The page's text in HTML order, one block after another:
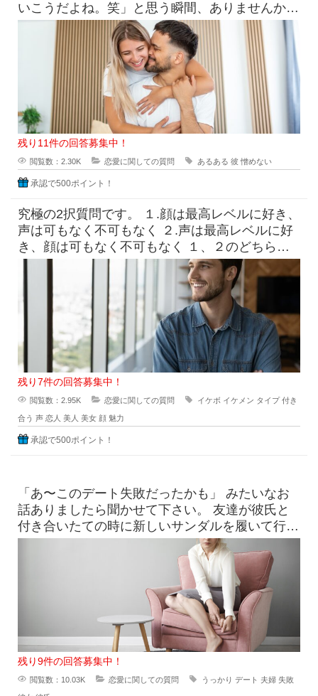
いこうだよね。笑」と思う瞬間、ありませんか？
たとえば「なんで脱いだ靴
残り11件の回答募集中！
閲覧数：2.30K 恋愛に関しての質問 あるある 彼 憎めない
承認で500ポイント！
究極の2択質問です。 １.顔は最高レベルに好き、
声は可もなく不可もなく ２.声は最高レベルに好
き、顔は可もなく不可もなく １、２のどちらに
惹かれま
残り7件の回答募集中！
閲覧数：2.95K 恋愛に関しての質問 イケボ イケメン タイプ 付き
合う 声 恋人 美人 美女 顔 魅力
承認で500ポイント！
「あ〜このデート失敗だったかも」 みたいなお
話ありましたら聞かせて下さい。 友達が彼氏と
付き合いたての時に新しいサンダルを履いて行っ
たら、見事に靴擦れを
残り9件の回答募集中！
閲覧数：10.03K 恋愛に関しての質問 うっかり デート 夫婦 失敗